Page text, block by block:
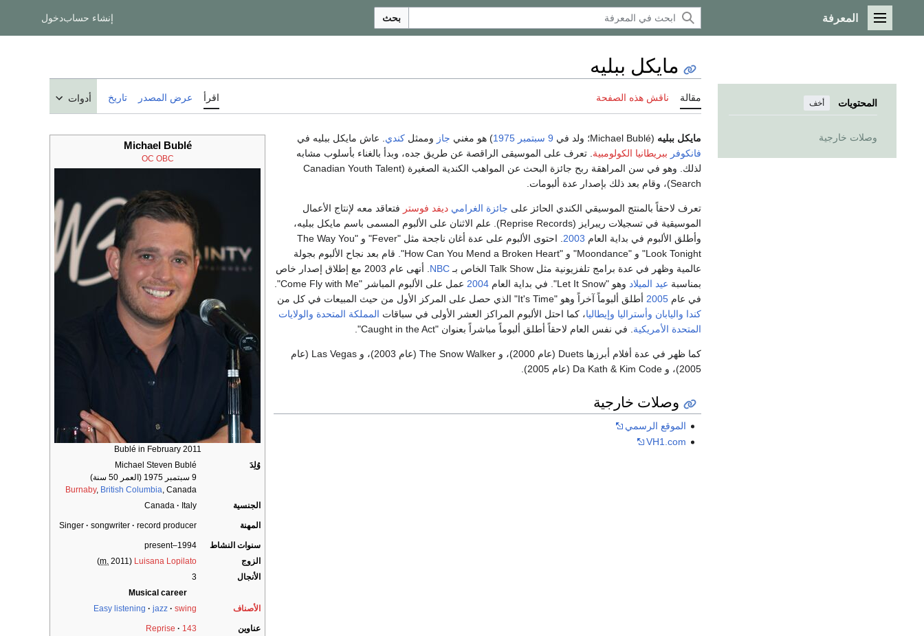
القائمة الرئيسية
المعرفة بحث إنشاء حسابدخول
المحتويات أخف
وصلات خارجية
مايكل ببليه
مقالة ناقش هذه الصفحة اقرأ عرض المصدر تاريخ أدوات
Michael Bublé
OC OBC
Bublé in February 2011
وُلِدَ
Michael Steven Bublé
9 سبتمبر 1975
(العمر 50 سنة)
Burnaby, British Columbia, Canada
الجنسية
Canada Italy
المهنة Singer songwriter record producer
سنوات النشاط
1994–present
الزوج
Luisana Lopilato
(
m. 2011)
الأنجال
3
Musical career
الأصناف
Easy listening jazz swing
عناوين 143
Reprise
مايكل ببليه (Michael Bublé؛ ولد في 9 سبتمبر 1975) هو مغني جاز وممثل كندي . عاش مايكل ببليه في
فانكوفر ببريطانيا الكولومبية . تعرف على الموسيقى الراقصة عن طريق جده، وبدأ بالغناء بأسلوب مشابه
لذلك. وهو في سن المراهقة ربح جائزة البحث عن المواهب الكندية الصغيرة (Canadian Youth Talent
Search)، وقام بعد ذلك بإصدار عدة ألبومات.
تعرف لاحقاً بالمنتج الموسيقي الكندي الحائز على جائزة الغرامي ديفد فوستر فتعاقد معه لإنتاج الأعمال
الموسيقية في تسجيلات ريبرايز (Reprise Records). علم الاثنان على الألبوم المسمى باسم مايكل ببليه،
وأطلق الألبوم في بداية العام 2003
. احتوى الألبوم على عدة أغان ناجحة مثل "Fever" و "The Way You
Look Tonight" و "Moondance" و "How Can You Mend a Broken Heart". قام بعد نجاح الألبوم بجولة
عالمية وظهر في عدة برامج تلفزيونية مثل Talk Show الخاص بـ
NBC
. أنهى عام 2003 مع إطلاق إصدار خاص
بمناسبة عيد الميلاد وهو "Let It Snow". في بداية العام 2004
عمل على الألبوم المباشر "Come Fly with Me".
في عام 2005 أطلق ألبوماً آخراً وهو "It's Time" الذي حصل على المركز الأول من حيث المبيعات في كل من
كندا واليابان وأستراليا وإيطاليا، كما احتل الألبوم المراكز العشر الأولى في سباقات المملكة المتحدة والولايات
المتحدة الأمريكية . في نفس العام لاحقاً أطلق ألبوماً مباشراً بعنوان "Caught in the Act".
كما ظهر في عدة أفلام أبرزها Duets (عام 2000)، و The Snow Walker (عام 2003)، و Las Vegas (عام
2005)، و Da Kath & Kim Code (عام 2005).
وصلات خارجية
الموقع الرسمي
VH1.com